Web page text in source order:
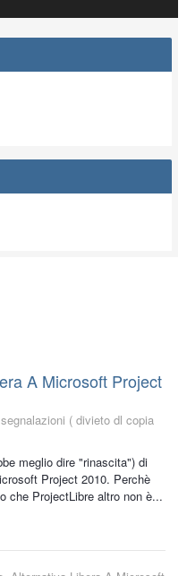
A Microsoft Project
( divieto dl copia
meglio dire "rinascita") di
Project 2010. Perchè
che ProjectLibre altro non è...